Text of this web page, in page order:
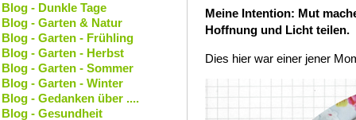
Meine Intention: Mut
Hoffnung und Licht teilen.
Dies hier war einer jener
Blog - Dunkle Tage
Blog - Garten & Natur
Blog - Garten - Frühling
Blog - Garten - Herbst
Blog - Garten - Sommer
Blog - Garten - Winter
Blog - Gedanken über ....
Blog - Gesundheit